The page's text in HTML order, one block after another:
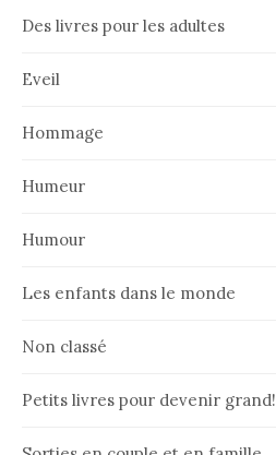
Des livres pour les adultes
Eveil
Hommage
Humeur
Humour
Les enfants dans le monde
Non classé
Petits livres pour devenir grand!